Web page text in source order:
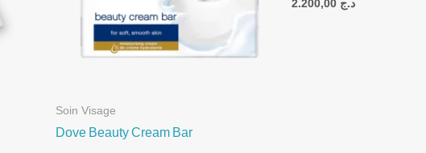
Soin Visage
Dove Beauty Cream Bar
د.ج